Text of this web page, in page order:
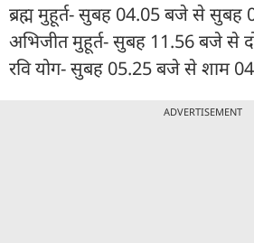
ब्रह्म मुहूर्त- सुबह 04.05 बजे से
अभिजीत मुहूर्त- सुबह 11.56 बजे से
रवि योग- सुबह 05.25 बजे से शाम
ADVERTISEMENT